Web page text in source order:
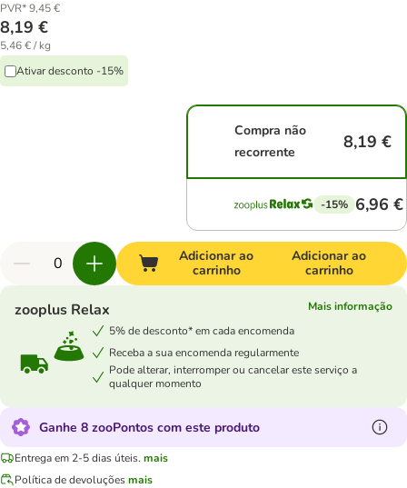
PVR* 9,45 €
8,19 €
5,46 € / kg
Ativar desconto -15%
Compra não
recorrente
8,19 €
-15% 6,96 €
Adicionar ao
carrinho
Adicionar ao
carrinho
zooplus Relax
Mais informação
5% de desconto* em cada encomenda
Receba a sua encomenda regularmente
Pode alterar, interromper ou cancelar este serviço a
qualquer momento
Ganhe 8 zooPontos com este produto
Entrega em 2-5 dias úteis. mais
Política de devoluçõesmais